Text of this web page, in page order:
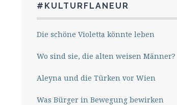
#KULTURFLANEUR
Die schöne Violetta könnte leben
Wo sind sie, die alten weisen Männer?
Aleyna und die Türken vor Wien
Was Bürger in Bewegung bewirken